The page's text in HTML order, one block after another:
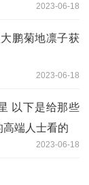
2023-06-18
鹏菊地凛子获
2023-06-18
以下是给那些
高端人士看的
2023-06-18